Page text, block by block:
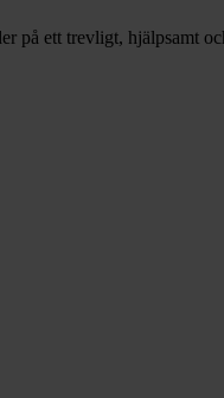
på ett trevligt, hjälpsamt